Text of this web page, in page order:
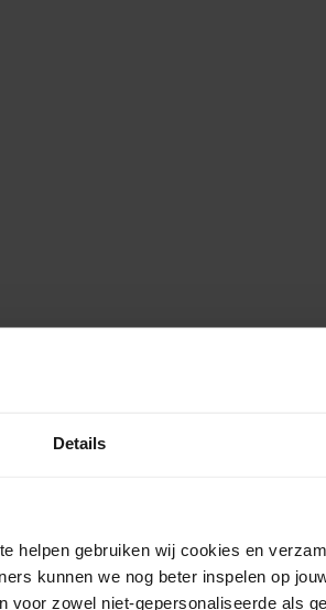
Details
helpen gebruiken wij cookies en
kunnen we nog beter inspelen op
voor zowel niet-gepersonaliseerde als